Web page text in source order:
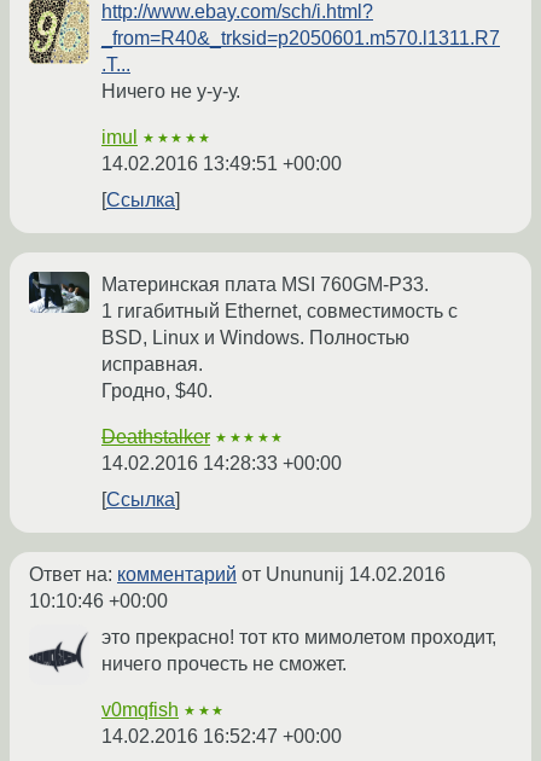
http://www.ebay.com/sch/i.html?
_from=R40&_trksid=p2050601.m570.l1311.R7
.T...
Ничего не у-у-у.
imul ★★★★★
14.02.2016 13:49:51 +00:00
Ссылка
Материнская плата MSI 760GM-P33.
1 гигабитный Ethernet, совместимость с
BSD, Linux и Windows. Полностью
исправная.
Гродно, $40.
Deathstalker ★★★★★
14.02.2016 14:28:33 +00:00
Ссылка
Ответ на: комментарий от Unununij 14.02.2016
10:10:46 +00:00
это прекрасно! тот кто мимолетом проходит,
ничего прочесть не сможет.
v0mqfish ★★★
14.02.2016 16:52:47 +00:00